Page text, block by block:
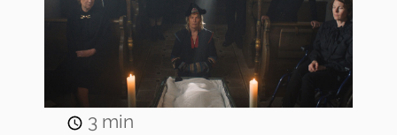
3 min